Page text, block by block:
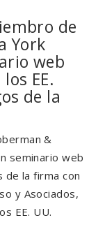
de
York
web
EE.
de la
&
seminario web
de la firma con
y Asociados,
EE. UU.